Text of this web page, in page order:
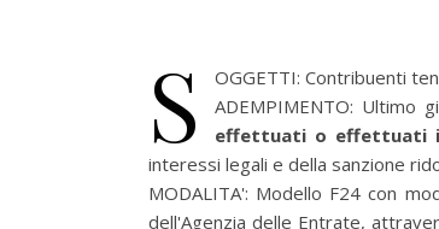
S OGGETTI: Contribuenti
ADEMPIMENTO: Ultimo
effettuati o effettuati
interessi legali e della sanzione
MODALITA': Modello F24 con
dell'Agenzia delle Entrate,